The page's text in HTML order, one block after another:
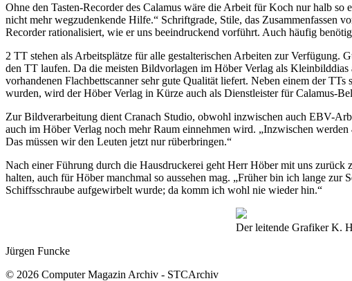
Ohne den Tasten-Recorder des Calamus wäre die Arbeit für Koch nur halb
nicht mehr wegzudenkende Hilfe.“ Schriftgrade, Stile, das Zusammenfassen
Recorder rationalisiert, wie er uns beeindruckend vorführt. Auch häufig
2 TT stehen als Arbeitsplätze für alle gestalterischen Arbeiten zur Verfügung.
den TT laufen. Da die meisten Bildvorlagen im Höber Verlag als
vorhandenen Flachbettscanner sehr gute Qualität liefert. Neben einem der
wurden, wird der Höber Verlag in Kürze auch als Dienstleister für Calamus-
Zur Bildverarbeitung dient Cranach Studio, obwohl inzwischen auch EBV-
auch im Höber Verlag noch mehr Raum einnehmen wird. „Inzwischen
Das müssen wir den Leuten jetzt nur rüberbringen.“
Nach einer Führung durch die Hausdruckerei geht Herr Höber mit uns
halten, auch für Höber manchmal so aussehen mag. „Früher bin ich lange zur
Schiffsschraube aufgewirbelt wurde; da komm ich wohl nie wieder hin.“
Der leitende Grafiker K.
Jürgen Funcke
© 2026 Computer Magazin Archiv - STCArchiv